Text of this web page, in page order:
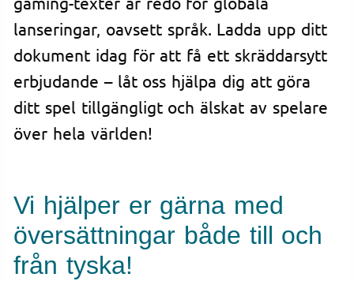
lanseringar, oavsett språk. Ladda upp ditt
dokument idag för att få ett skräddarsytt
erbjudande – låt oss hjälpa dig att göra
ditt spel tillgängligt och älskat av spelare
över hela världen!
Vi hjälper er gärna med
översättningar både till och
från tyska!